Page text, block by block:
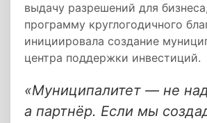
выдачу разрешений для
программу круглогодичного
инициировала создание
центра поддержки инвестиций.
«Муниципалитет — не
а партнёр. Если мы